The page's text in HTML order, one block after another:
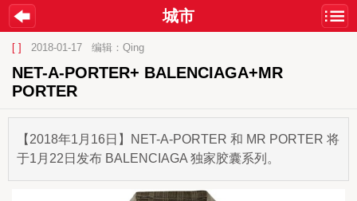
城市
[ ] 2018-01-17 编辑：Qing
NET-A-PORTER+ BALENCIAGA+MR
PORTER
【2018年1月16日】NET-A-PORTER 和 MR PORTER 将
于1月22日发布 BALENCIAGA 独家胶囊系列。